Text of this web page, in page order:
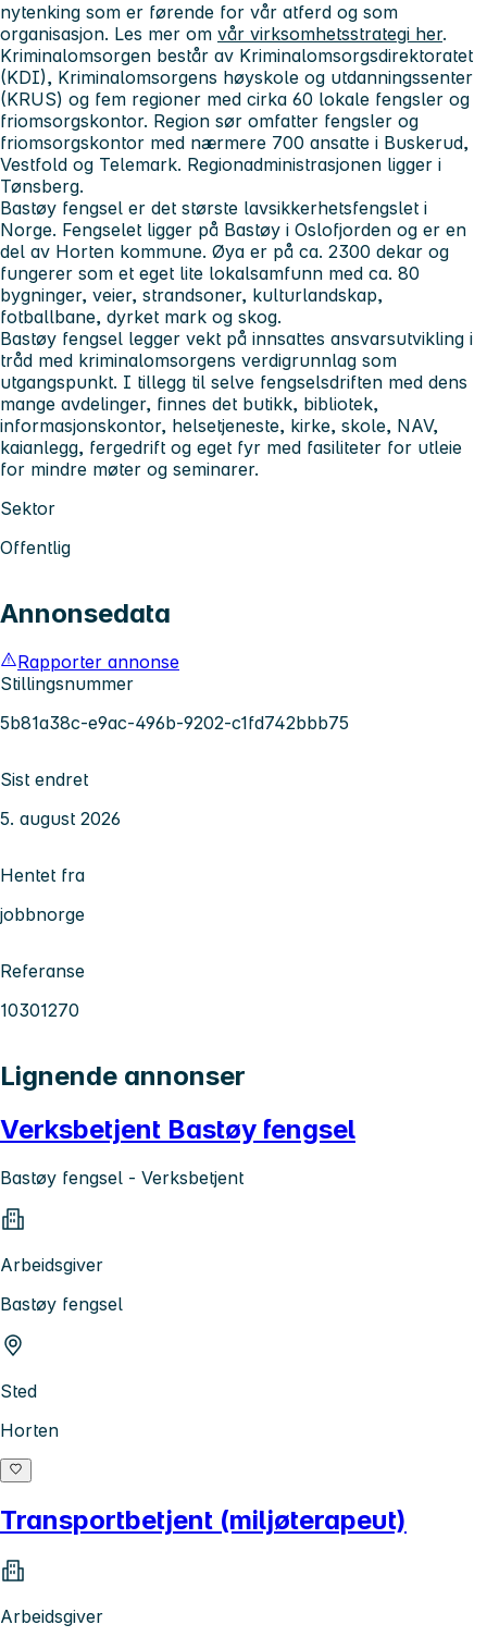
nytenking som er førende for vår atferd og som
organisasjon. Les mer om vår virksomhetsstrategi her.
Kriminalomsorgen består av Kriminalomsorgsdirektoratet
(KDI), Kriminalomsorgens høyskole og utdanningssenter
(KRUS) og fem regioner med cirka 60 lokale fengsler og
friomsorgskontor. Region sør omfatter fengsler og
friomsorgskontor med nærmere 700 ansatte i Buskerud,
Vestfold og Telemark. Regionadministrasjonen ligger i
Tønsberg.
Bastøy fengsel er det største lavsikkerhetsfengslet i
Norge. Fengselet ligger på Bastøy i Oslofjorden og er en
del av Horten kommune. Øya er på ca. 2300 dekar og
fungerer som et eget lite lokalsamfunn med ca. 80
bygninger, veier, strandsoner, kulturlandskap,
fotballbane, dyrket mark og skog.
Bastøy fengsel legger vekt på innsattes ansvarsutvikling i
tråd med kriminalomsorgens verdigrunnlag som
utgangspunkt. I tillegg til selve fengselsdriften med dens
mange avdelinger, finnes det butikk, bibliotek,
informasjonskontor, helsetjeneste, kirke, skole, NAV,
kaianlegg, fergedrift og eget fyr med fasiliteter for utleie
for mindre møter og seminarer.
Sektor
Offentlig
Annonsedata
Rapporter annonse
Stillingsnummer
5b81a38c-e9ac-496b-9202-c1fd742bbb75
Sist endret
5. august 2026
Hentet fra
jobbnorge
Referanse
10301270
Lignende annonser
Verksbetjent Bastøy fengsel
Bastøy fengsel - Verksbetjent
Arbeidsgiver
Bastøy fengsel
Sted
Horten
Transportbetjent (miljøterapeut)
Arbeidsgiver